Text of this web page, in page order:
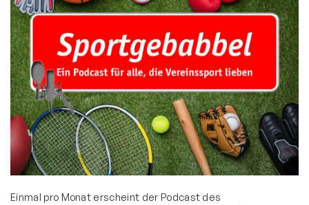
Einmal pro Monat erscheint der Podcast des
2024 - 125-jähriges Jubiläum
Vereinssport
Mitglieder-Service
Verantwortung